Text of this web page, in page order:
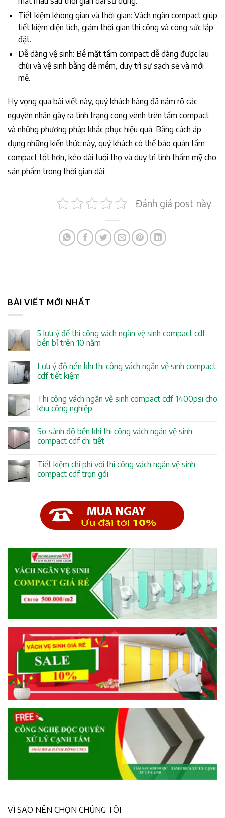
Tiết kiệm không gian và thời gian: Vách ngăn compact giúp
tiết kiệm diện tích, giảm thời gian thi công và công sức lắp
đặt.
Dễ dàng vệ sinh: Bề mặt tấm compact dễ dàng được lau
chùi và vệ sinh bằng dẻ mềm, duy trì sự sạch sẽ và mới
mẻ.
Hy vọng qua bài viết này, quý khách hàng đã nắm rõ các
nguyên nhân gây ra tình trạng cong vênh trên tấm compact
và những phương pháp khắc phục hiệu quả. Bằng cách áp
dụng những kiến thức này, quý khách có thể bảo quản tấm
compact tốt hơn, kéo dài tuổi thọ và duy trì tính thẩm mỹ cho
sản phẩm trong thời gian dài.
Đánh giá post này
BÀI VIẾT MỚI NHẤT
5 lưu ý để thi công vách ngăn vệ sinh compact cdf
bền bỉ trên 10 năm
Lưu ý độ nén khi thi công vách ngăn vệ sinh compact
cdf tiết kiệm
Thi công vách ngăn vệ sinh compact cdf 1400psi cho
khu công nghiệp
So sánh độ bền khi thi công vách ngăn vệ sinh
compact cdf chi tiết
Tiết kiệm chi phí với thi công vách ngăn vệ sinh
compact cdf trọn gói
VÌ SAO NÊN CHỌN CHÚNG TÔI